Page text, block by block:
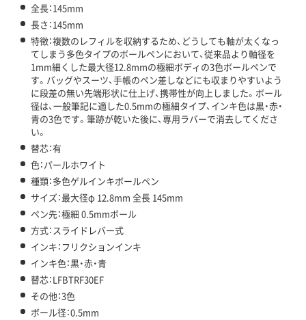
全長：145mm
長さ：145mm
特徴：複数のレフィルを収納するため、どうしても軸が太くなっ
てしまう多色タイプのボールペンにおいて、従来品より軸径を
1mm細くした最大径12.8mmの極細ボディの3色ボールペンで
す。バッグやスーツ、手帳のペン差しなどにも収まりやすいよう
に段差の無い先端形状に仕上げ、携帯性が向上しました。ボール
径は、一般筆記に適した0.5mmの極細タイプ、インキ色は黒・赤・
青の3色です。筆跡が乾いた後に、専用ラバーで消去してくださ
い。
替芯：有
色：パールホワイト
種類：多色ゲルインキボールペン
サイズ：最大径φ 12.8mm 全長 145mm
ペン先：極細 0.5mmボール
方式：スライドレバー式
インキ：フリクションインキ
インキ色：黒・赤・青
替芯：LFBTRF30EF
その他：3色
ボール径：0.5mm